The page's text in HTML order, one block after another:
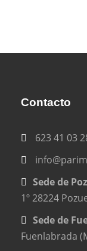
Contacto
623 41 03
Sede de
1º 28224
Sede de
Fuenlabrada